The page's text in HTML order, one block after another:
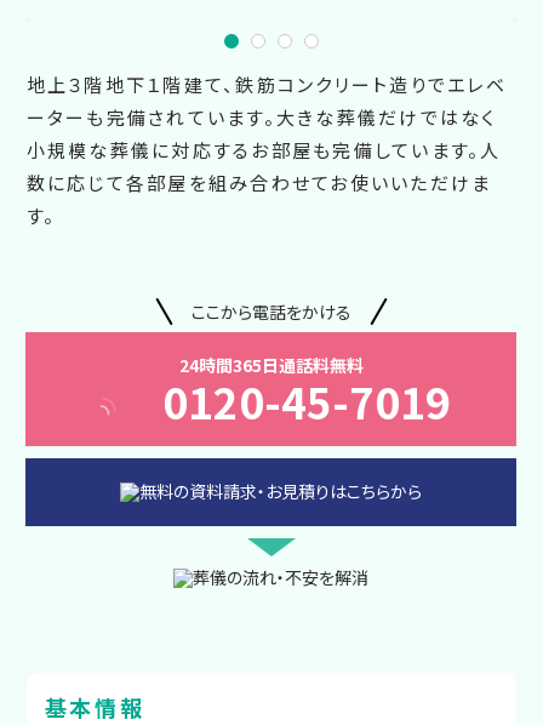
地上３階地下１階建て、鉄筋コンクリート造りでエレベ
ーターも完備されています。大きな葬儀だけではなく
小規模な葬儀に対応するお部屋も完備しています。人
数に応じて各部屋を組み合わせてお使いいただけま
す。
ここから電話をかける
24時間365日通話料無料
0120-45-7019
基本情報